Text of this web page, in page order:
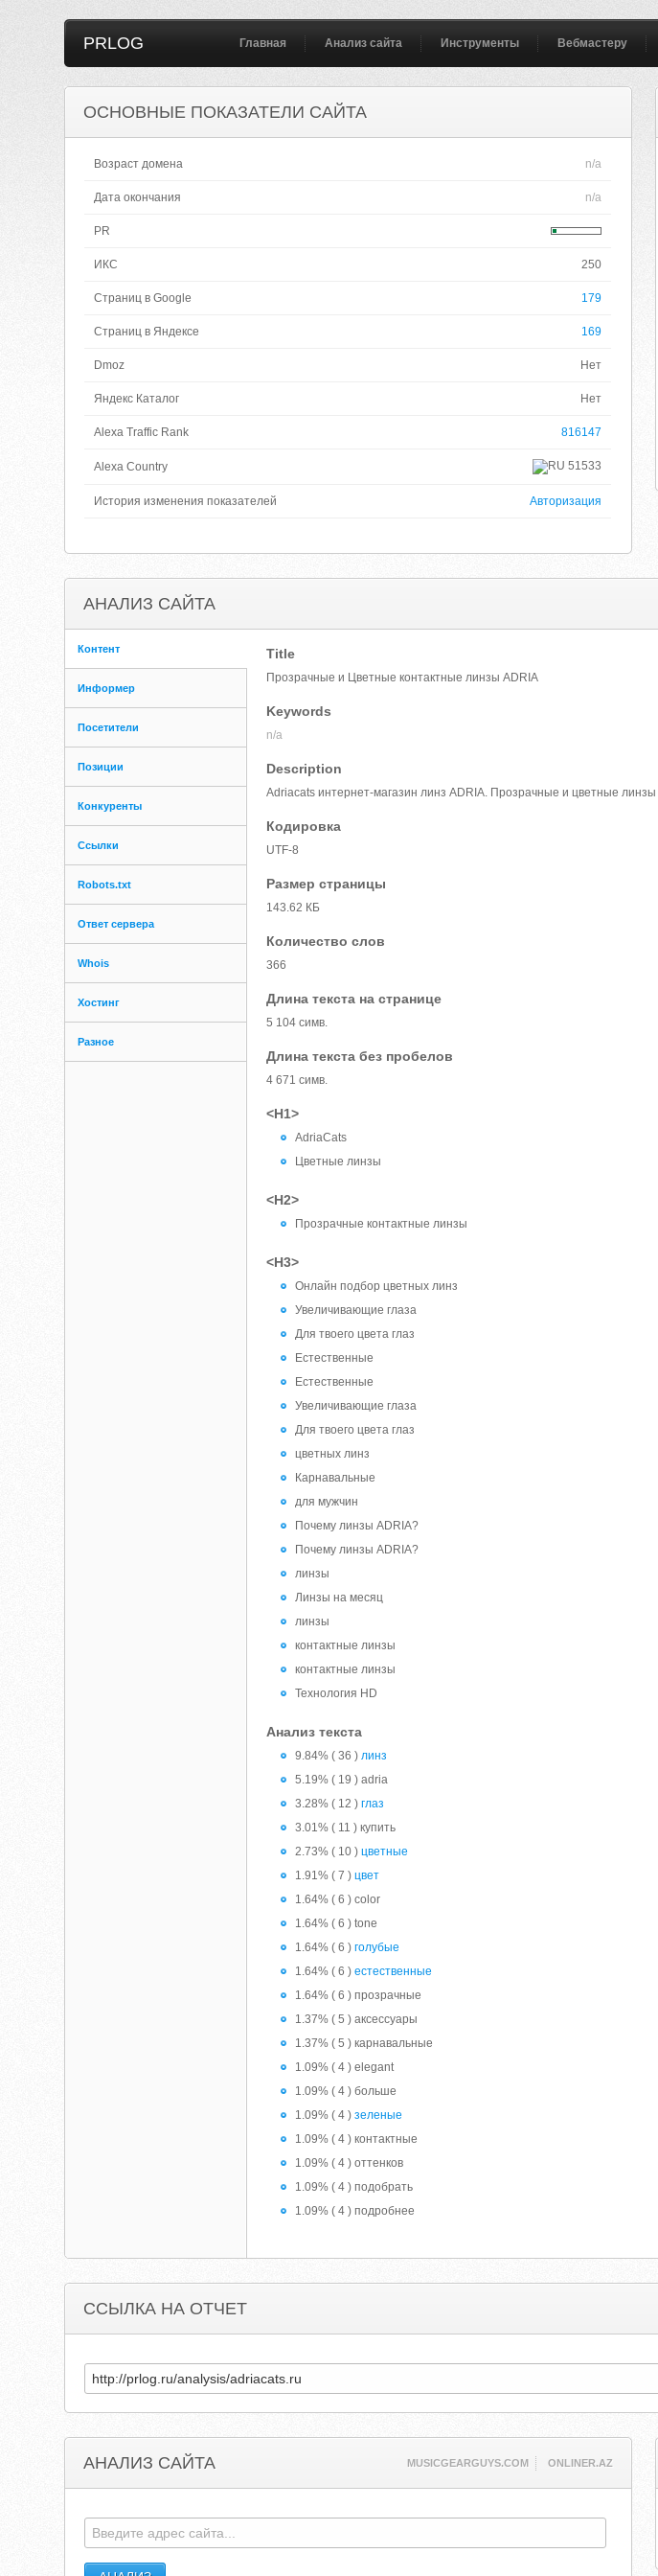
PRLOG Главная Анализ сайта Инструменты Вебмастеру
ОСНОВНЫЕ ПОКАЗАТЕЛИ САЙТА
Возраст домена n/a
Дата окончания n/a
PR
ИКС 250
Страниц в Google 179
Страниц в Яндексе 169
Dmoz Нет
Яндекс Каталог Нет
Alexa Traffic Rank 816147
Alexa Country 51533
История изменения показателей Авторизация
АНАЛИЗ САЙТА
Контент
Информер
Посетители
Позиции
Конкуренты
Ссылки
Robots.txt
Ответ сервера
Whois
Хостинг
Разное
Title
Прозрачные и Цветные контактные линзы ADRIA
Keywords
n/a
Description
Adriacats интернет-магазин линз ADRIA. Прозрачные и цветные линзы
Кодировка
UTF-8
Размер страницы
143.62 КБ
Количество слов
366
Длина текста на странице
5 104 симв.
Длина текста без пробелов
4 671 симв.
<H1>
AdriaCats
Цветные линзы
<H2>
Прозрачные контактные линзы
<H3>
Онлайн подбор цветных линз
Увеличивающие глаза
Для твоего цвета глаз
Естественные
Естественные
Увеличивающие глаза
Для твоего цвета глаз
цветных линз
Карнавальные
для мужчин
Почему линзы ADRIA?
Почему линзы ADRIA?
линзы
Линзы на месяц
линзы
контактные линзы
контактные линзы
Технология HD
Анализ текста
9.84% ( 36 )линз
5.19% ( 19 ) adria
3.28% ( 12 )глаз
3.01% ( 11 ) купить
2.73% ( 10 )цветные
1.91% ( 7 )цвет
1.64% ( 6 ) color
1.64% ( 6 ) tone
1.64% ( 6 )голубые
1.64% ( 6 )естественные
1.64% ( 6 ) прозрачные
1.37% ( 5 ) аксессуары
1.37% ( 5 ) карнавальные
1.09% ( 4 ) elegant
1.09% ( 4 ) больше
1.09% ( 4 )зеленые
1.09% ( 4 ) контактные
1.09% ( 4 ) оттенков
1.09% ( 4 ) подобрать
1.09% ( 4 ) подробнее
ССЫЛКА НА ОТЧЕТ
АНАЛИЗ САЙТА MUSICGEARGUYS.COM ONLINER.AZ